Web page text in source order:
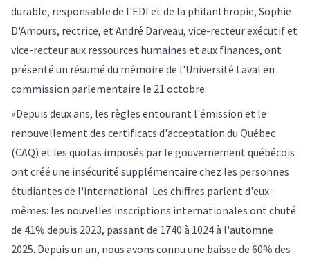
durable, responsable de l'EDI et de la philanthropie, Sophie
D'Amours, rectrice, et André Darveau, vice-recteur exécutif et
vice-recteur aux ressources humaines et aux finances, ont
présenté un résumé du mémoire de l'Université Laval en
commission parlementaire le 21 octobre.
«Depuis deux ans, les règles entourant l'émission et le
renouvellement des certificats d'acceptation du Québec
(CAQ) et les quotas imposés par le gouvernement québécois
ont créé une insécurité supplémentaire chez les personnes
étudiantes de l'international. Les chiffres parlent d'eux-
mêmes: les nouvelles inscriptions internationales ont chuté
de 41% depuis 2023, passant de 1740 à 1024 à l'automne
2025. Depuis un an, nous avons connu une baisse de 60% des